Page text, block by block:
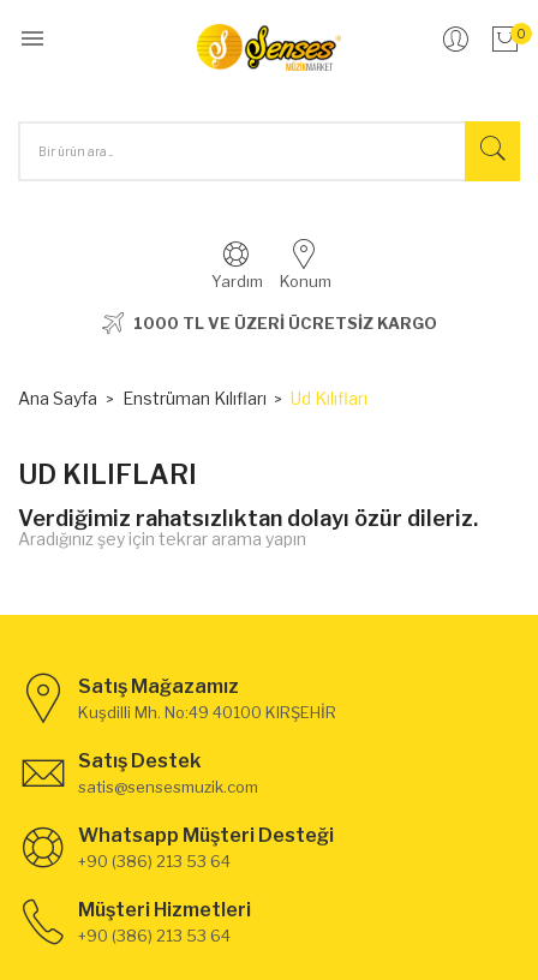
 0
Yardım Konum
1000 TL VE ÜZERİ ÜCRETSİZ KARGO
Ana Sayfa Enstrüman Kılıfları Ud Kılıfları
UD KILIFLARI
Verdiğimiz rahatsızlıktan dolayı özür dileriz.
Aradığınız şey için tekrar arama yapın
Satış Mağazamız
Kuşdilli Mh. No:49 40100 KIRŞEHİR
Satış Destek
satis@sensesmuzik.com
Whatsapp Müşteri Desteği
+90 (386) 213 53 64
Müşteri Hizmetleri
+90 (386) 213 53 64